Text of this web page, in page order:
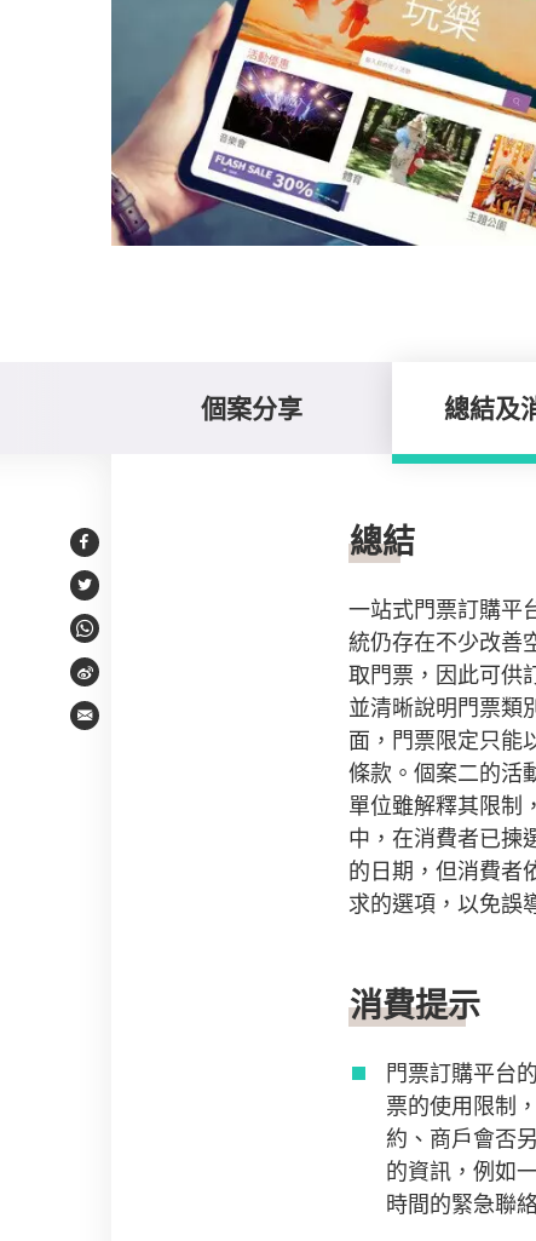
個案分享 總結及
Facebook
Twitter
WhatsApp
Weibo
Email
總結及消費提示
總結
一站式門票訂購平
統仍存在不少改善
取門票，因此可供
並清晰說明門票類
面，門票限定只能
條款。個案二的活
單位雖解釋其限制
中，在消費者已揀
的日期，但消費者
求的選項，以免誤
消費提示
門票訂購平台
票的使用限制
約、商戶會否
的資訊，例如
時間的緊急聯